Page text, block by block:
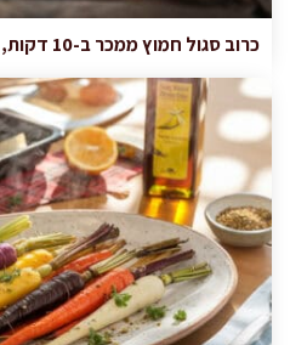
כרוב סגול חמוץ ממכר ב-10 דקות, בלי בישול בכלל